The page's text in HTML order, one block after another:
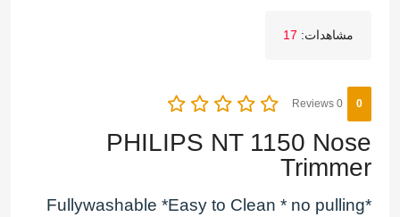
مشاهدات: 17
0
0 Reviews
PHILIPS NT 1150 Nose
Trimmer
*Fullywashable *Easy to Clean * no pulling